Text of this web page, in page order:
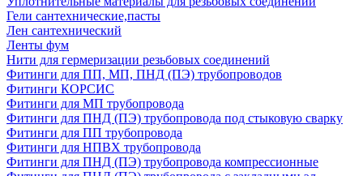
Гели сантехнические,пасты
Лен сантехнический
Ленты фум
Нити для гермеризации резьбовых соединений
Фитинги для ПП, МП, ПНД (ПЭ) трубопроводов
Фитинги КОРСИС
Фитинги для МП трубопровода
Фитинги для ПНД (ПЭ) трубопровода под стыковую сварку
Фитинги для ПП трубопровода
Фитинги для НПВХ трубопровода
Фитинги для ПНД (ПЭ) трубопровода компрессионные